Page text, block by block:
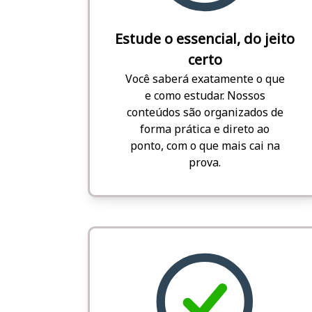
Estude o essencial, do jeito
certo
Você saberá exatamente o que
e como estudar. Nossos
conteúdos são organizados de
forma prática e direto ao
ponto, com o que mais cai na
prova.